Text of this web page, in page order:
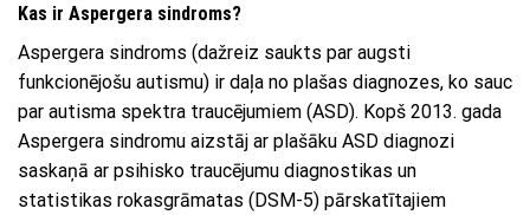
Kas ir Aspergera sindroms?
Aspergera sindroms (dažreiz saukts par augsti
funkcionējošu autismu) ir daļa no plašas diagnozes, ko sauc
par autisma spektra traucējumiem (ASD). Kopš 2013. gada
Aspergera sindromu aizstāj ar plašāku ASD diagnozi
saskaņā ar psihisko traucējumu diagnostikas un
statistikas rokasgrāmatas (DSM-5) pārskatītajiem